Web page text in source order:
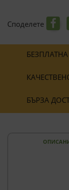
Споделете
БЕЗПЛАТНА
БЪРЗА